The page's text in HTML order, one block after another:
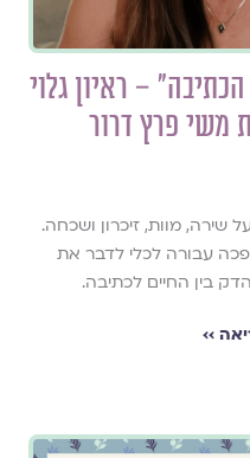
– ראיון גלוי
משי פרץ דרור
שירה, מוות, זיכרון ושכחה.
עבורה לכלי לדבר את
בין החיים לכתיבה.
››